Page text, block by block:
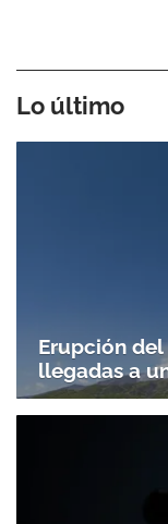
Lo último
Erupción
llegadas a